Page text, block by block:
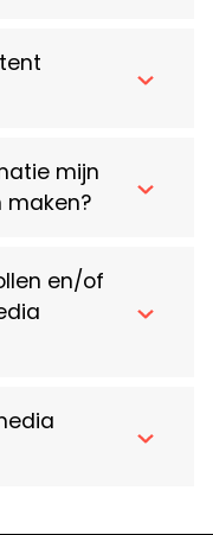
3D
mijn
en/of